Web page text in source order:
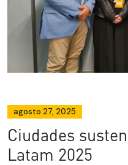
agosto 27, 2025
Ciudades
Latam 2025